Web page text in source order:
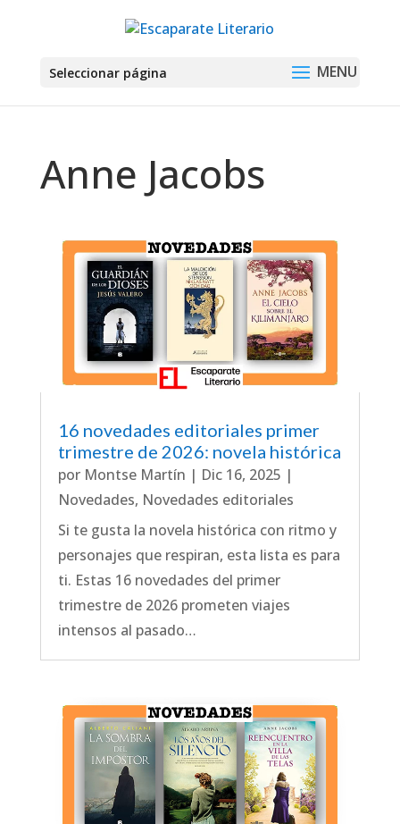
Seleccionar página
Anne Jacobs
16 novedades editoriales primer
trimestre de 2026: novela histórica
por Montse Martín | Dic 16, 2025 |
Novedades, Novedades editoriales
Si te gusta la novela histórica con ritmo y
personajes que respiran, esta lista es para
ti. Estas 16 novedades del primer
trimestre de 2026 prometen viajes
intensos al pasado…